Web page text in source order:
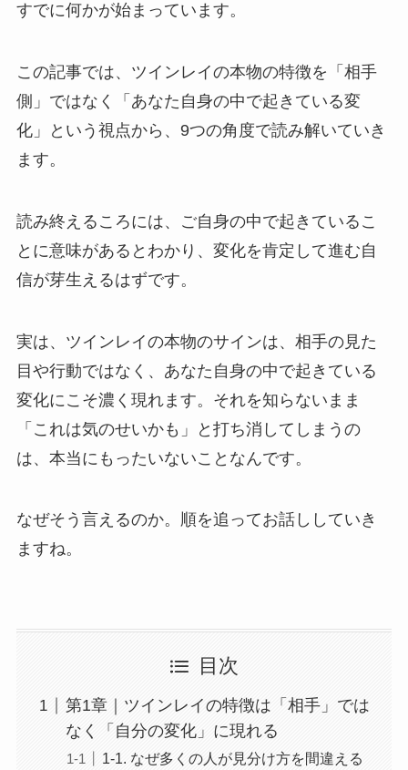
すでに何かが始まっています。
この記事では、ツインレイの本物の特徴を「相手
側」ではなく「あなた自身の中で起きている変
化」という視点から、9つの角度で読み解いていき
ます。
読み終えるころには、ご自身の中で起きているこ
とに意味があるとわかり、変化を肯定して進む自
信が芽生えるはずです。
実は、ツインレイの本物のサインは、相手の見た
目や行動ではなく、あなた自身の中で起きている
変化にこそ濃く現れます。それを知らないまま
「これは気のせいかも」と打ち消してしまうの
は、本当にもったいないことなんです。
なぜそう言えるのか。順を追ってお話ししていき
ますね。
目次
第1章｜ツインレイの特徴は「相手」では
なく「自分の変化」に現れる
1-1. なぜ多くの人が見分け方を間違える